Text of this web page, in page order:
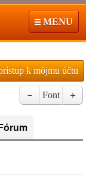
MENU
k môjmu účtu
－ Font ＋